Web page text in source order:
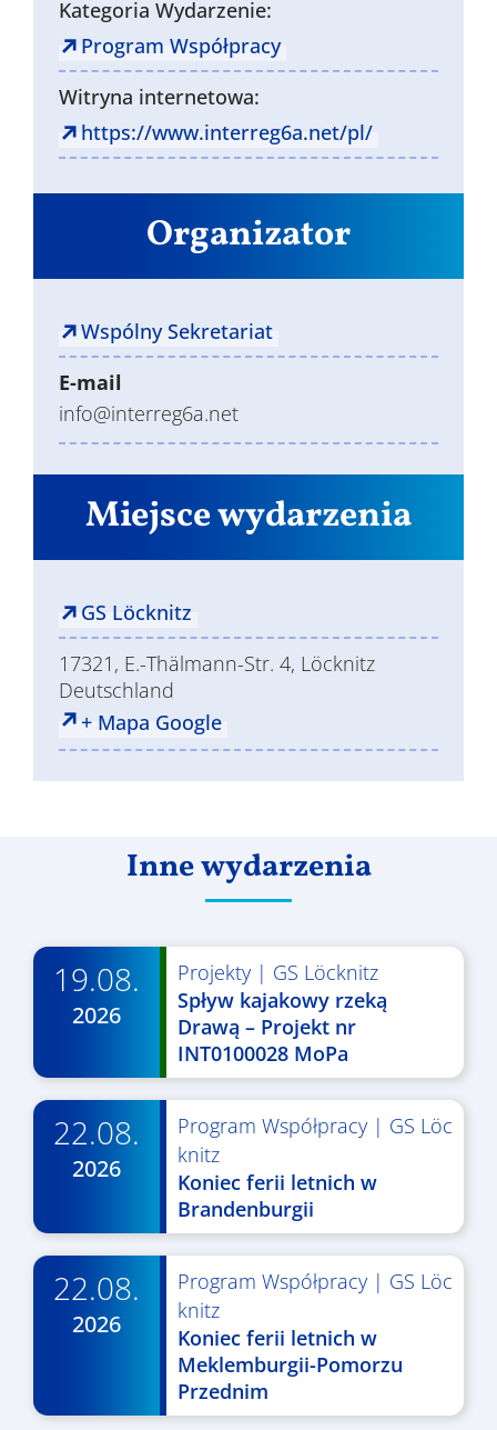
Kategoria Wydarzenie:
Program Współpracy
Witryna internetowa:
https://www.interreg6a.net/pl/
Miejsce wydarzenia
GS Löcknitz
17321, E.-Thälmann-Str. 4, Löcknitz
Deutschland
+ Mapa Google
Organizator
Wspólny Sekretariat
E-mail
info@interreg6a.net
Inne wydarzenia
19.08.
2026
Projekty| GS Löcknitz
Spływ kajakowy rzeką
Drawą – Projekt nr
INT0100028 MoPa
22.08.
2026
Program Współpracy| GS Löc
knitz
Koniec ferii letnich w
Brandenburgii
22.08.
2026
Program Współpracy| GS Löc
knitz
Koniec ferii letnich w
Meklemburgii-Pomorzu
Przednim